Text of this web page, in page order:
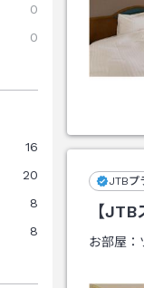
0
0
16
20
8
8
JTBプ
【
お部屋：